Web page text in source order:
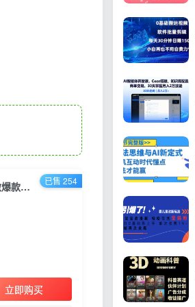
《抖音暴利赚钱秘籍》月入100W操盘手教你 0基础做爆款、狠涨粉、快赚钱
立即购买
已售 254